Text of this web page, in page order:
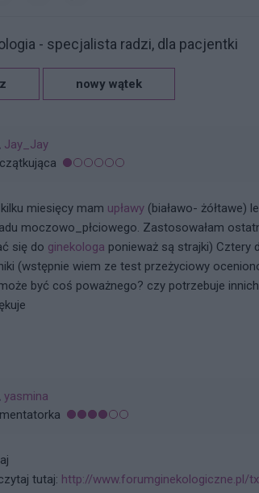
- specjalista radzi, dla pacjentki
nowy wątek
Jay_Jay
kilku miesięcy mam upławy (białawo- żółtawe)
moczowo_płciowego. Zastosowałam
się do ginekologa ponieważ są strajki) Cztery
(wstępnie wiem ze test przeżyciowy
być coś poważnego? czy potrzebuje
yasmina
tutaj: http://www.forumginekologiczne.pl/